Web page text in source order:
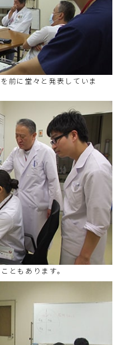
前に堂々と発表していま
ともあります。